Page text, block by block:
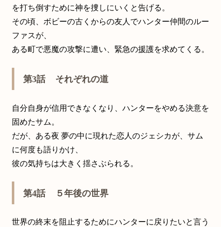
を打ち倒すために神を捜しにいくと告げる。
その頃、ボビーの古くからの友人でハンター仲間のルー
ファスが、
ある町で悪魔の攻撃に遭い、緊急の援護を求めてくる。
第3話 それぞれの道
自分自身が信用できなくなり、ハンターをやめる決意を
固めたサム。
だが、ある夜 夢の中に現れた恋人のジェシカが、サム
に何度も語りかけ、
彼の気持ちは大きく揺さぶられる。
第4話 ５年後の世界
世界の終末を阻止するためにハンターに戻りたいと言う